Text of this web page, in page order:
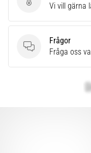
Skriv enVi vill gärna
Frågor
Frågor
Fråga oss